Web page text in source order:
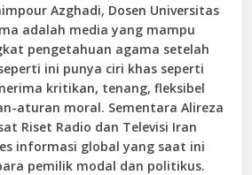
Azghadi, Dosen Universitas
adalah media yang mampu
pengetahuan agama setelah
ini punya ciri khas seperti
kritikan, tenang, fleksibel
aturan moral. Sementara Alireza
Riset Radio dan Televisi Iran
informasi global yang saat ini
pemilik modal dan politikus.